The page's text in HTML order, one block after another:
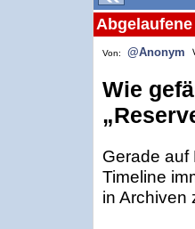
Von: @Anonym
Wie
Gerade auf
Timeline
in Archiven